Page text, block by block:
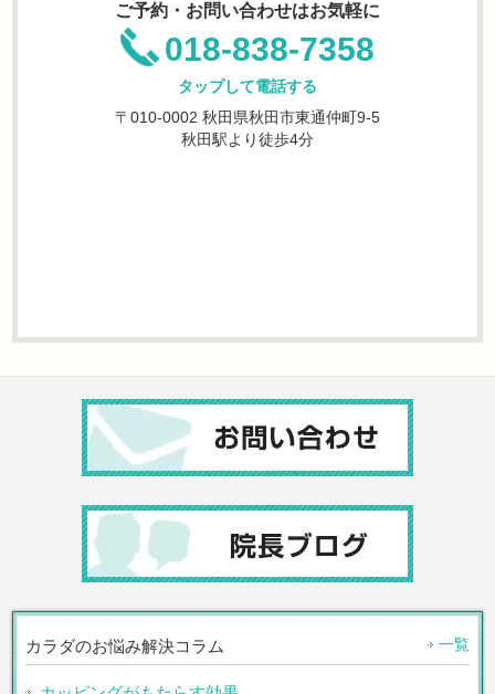
ご予約・お問い合わせはお気軽に
018-838-7358
タップして電話する
〒010-0002 秋田県秋田市東通仲町9-5
秋田駅より徒歩4分
カラダのお悩み解決コラム 一覧